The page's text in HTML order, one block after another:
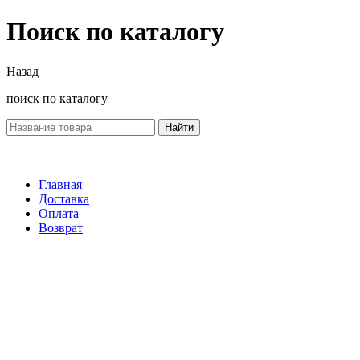
Поиск по каталогу
Назад
поиск по каталогу
Найти
Главная
Доставка
Оплата
Возврат